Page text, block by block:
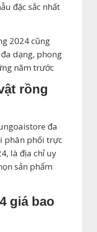
đặc sắc nhất
2024 cũng
dạng, phong
năm trước
rồng
đa
phân phối trực
là địa chỉ uy
sản phẩm
giá bao